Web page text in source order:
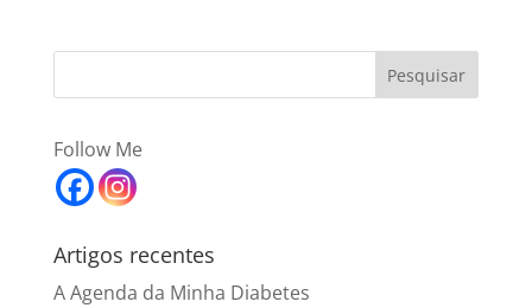
Follow Me
Artigos recentes
A Agenda da Minha Diabetes